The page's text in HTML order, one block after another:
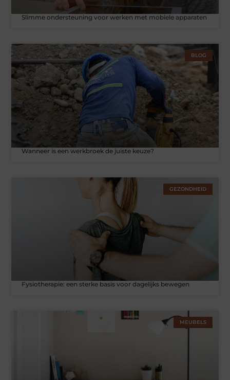
Slimme ondersteuning voor werken met mobiele apparaten
BLOG
Wanneer is een werkbroek de juiste keuze?
GEZONDHEID
Fysiotherapie: een sterke basis voor dagelijks bewegen
MEUBELS